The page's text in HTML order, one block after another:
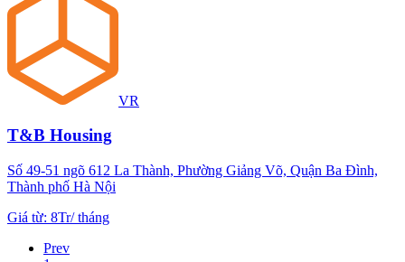
VR
T&B Housing
Số 49-51 ngõ 612 La Thành, Phường Giảng Võ, Quận Ba Đình,
Thành phố Hà Nội
Giá từ: 8Tr/tháng
Prev